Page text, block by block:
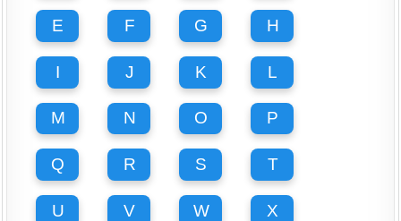
E F G H
I J K L
M N O P
Q R S T
U V W X